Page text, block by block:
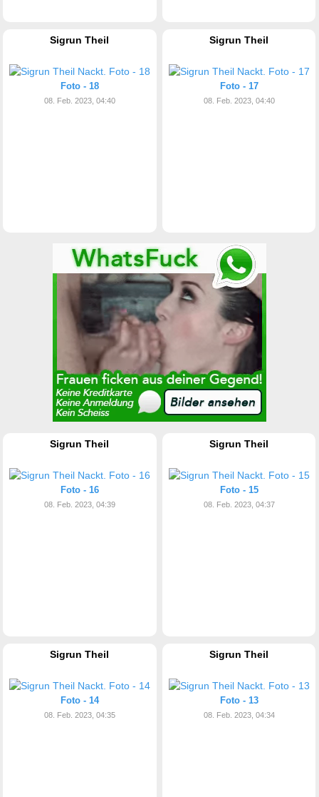
Sigrun Theil
Foto - 18
08. Feb. 2023, 04:40
Sigrun Theil
Foto - 17
08. Feb. 2023, 04:40
Sigrun Theil
Foto - 16
08. Feb. 2023, 04:39
Sigrun Theil
Foto - 15
08. Feb. 2023, 04:37
Sigrun Theil
Foto - 14
08. Feb. 2023, 04:35
Sigrun Theil
Foto - 13
08. Feb. 2023, 04:34